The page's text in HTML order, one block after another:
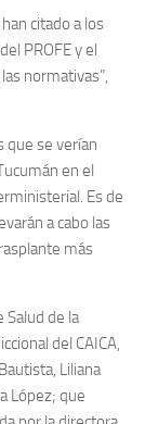
citado a los
PROFE y el
normativas”,
que se verían
en el
Es de
a cabo las
más
de la
del CAICA,
Liliana
López; que